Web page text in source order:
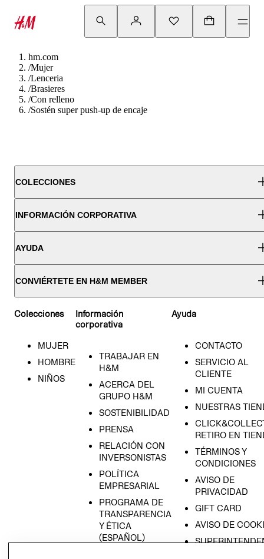
hm.com
/Mujer
/Lenceria
/Brasieres
/Con relleno
/Sostén super push-up de encaje
COLECCIONES
INFORMACIÓN CORPORATIVA
AYUDA
CONVIÉRTETE EN H&M MEMBER
Colecciones
MUJER
HOMBRE
NIÑOS
Información
corporativa
TRABAJAR EN
H&M
ACERCA DEL
GRUPO H&M
SOSTENIBILIDAD
PRENSA
RELACIÓN CON
INVERSONISTAS
POLÍTICA
EMPRESARIAL
PROGRAMA DE
TRANSPARENCIA
Y ÉTICA
(ESPAÑOL)
Ayuda
CONTACTO
SERVICIO AL
CLIENTE
MI CUENTA
NUESTRAS
RETIRO EN
TÉRMINOS Y
CONDICIONES
AVISO DE
PRIVACIDAD
GIFT CARD
AVISO DE